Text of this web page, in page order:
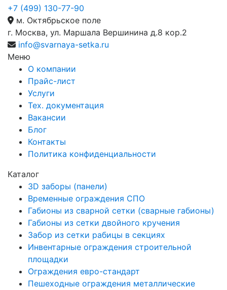
+7 (499) 130-77-90
м. Октябрьское поле
г. Москва, ул. Маршала Вершинина д.8 кор.2
info@svarnaya-setka.ru
Меню
О компании
Прайс-лист
Услуги
Тех. документация
Вакансии
Блог
Контакты
Политика конфиденциальности
Каталог
3D заборы (панели)
Временные ограждения СПО
Габионы из сварной сетки (сварные габионы)
Габионы из сетки двойного кручения
Забор из сетки рабицы в секциях
Инвентарные ограждения строительной
площадки
Ограждения евро-стандарт
Пешеходные ограждения металлические